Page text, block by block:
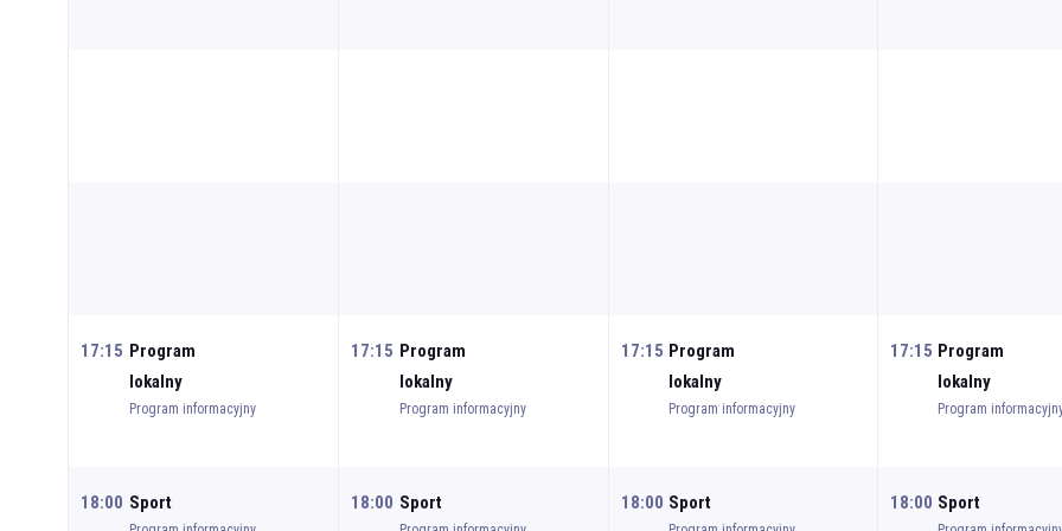
17:15 Program
lokalny
Program informacyjny
17:15 Program
lokalny
Program informacyjny
17:15 Program
lokalny
Program informacyjny
17:15 Program
lokalny
Program
18:00 Sport 18:00 Sport 18:00 Sport 18:00 Sport